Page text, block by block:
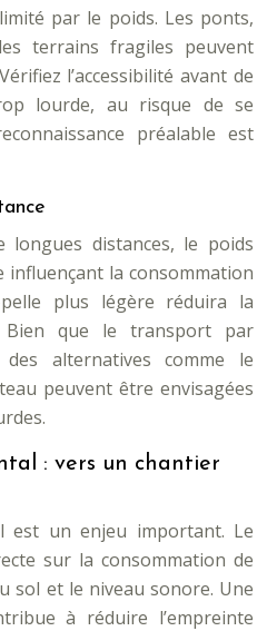
par le poids. Les ponts,
terrains fragiles peuvent
l’accessibilité avant de
lourde, au risque de se
préalable est
distances, le poids
la consommation
plus légère réduira la
Bien que le transport par
alternatives comme le
peuvent être envisagées
: vers un chantier
est un enjeu important. Le
sur la consommation de
sol et le niveau sonore. Une
à réduire l’empreinte